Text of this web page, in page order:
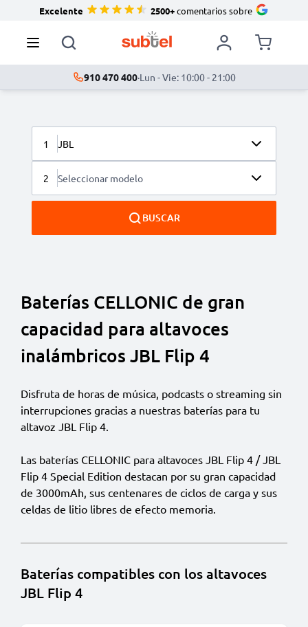
Excelente 2500+comentarios sobre
910 470 400·Lun - Vie: 10:00 - 21:00
1 JBL
2 Seleccionar modelo
BUSCAR
Baterías CELLONIC de gran
capacidad para altavoces
inalámbricos JBL Flip 4
Disfruta de horas de música, podcasts o streaming sin
interrupciones gracias a nuestras baterías para tu
altavoz JBL Flip 4.
Las baterías CELLONIC para altavoces JBL Flip 4 / JBL
Flip 4 Special Edition destacan por su gran capacidad
de 3000mAh, sus centenares de ciclos de carga y sus
celdas de litio libres de efecto memoria.
Baterías compatibles con los altavoces
JBL Flip 4